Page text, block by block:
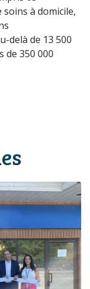
à domicile,
delà de 13 500
de 350 000